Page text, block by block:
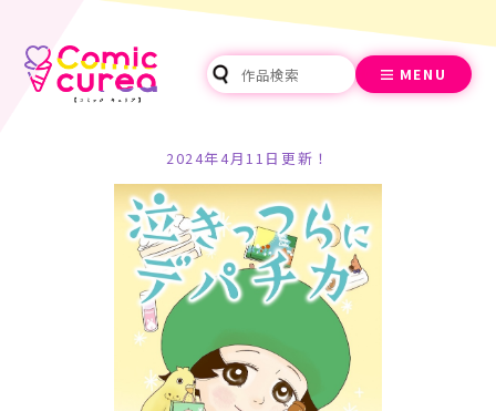
MENU
2024年4月11日更新！